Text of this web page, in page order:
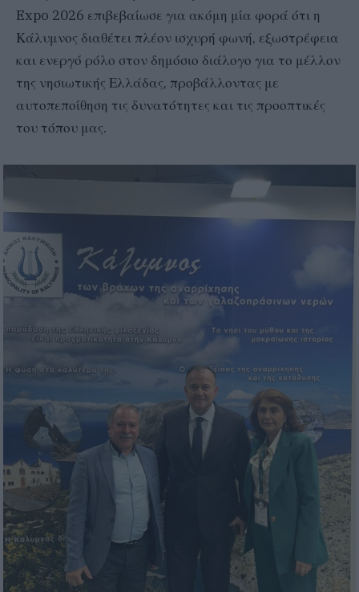
Expo 2026 επιβεβαίωσε για ακόμη μία φορά ότι η
Κάλυμνος διαθέτει πλέον ισχυρή φωνή, εξωστρέφεια
και ενεργό ρόλο στον δημόσιο διάλογο για το μέλλον
της νησιωτικής Ελλάδας, προβάλλοντας με
αυτοπεποίθηση τις δυνατότητες και τις προοπτικές
του τόπου μας.